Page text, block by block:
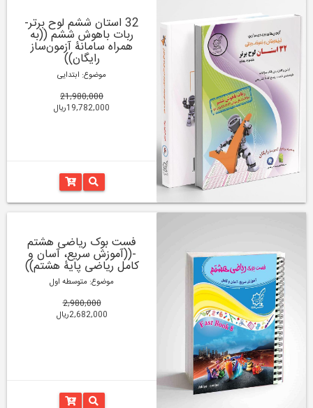
32 استان ششم لوح برتر-
ربات باهوش ششم ((به
همراه سامانۀ آزمون‌ساز
رایگان))
موضوع: ابتدایی
21,980,000
19,782,000ریال
فست بوک ریاضی هشتم
-((آموزش سریع، آسان و
کامل ریاضی پایۀ هشتم))
موضوع: متوسطه اول
2,980,000
2,682,000ریال